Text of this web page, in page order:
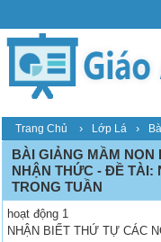
Trang Chủ › Lớp Lá ›
BÀI GIẢNG MẦM NON
NHẬN THỨC - ĐỀ TÀI:
TRONG TUẦN
hoạt động 1
NHẬN BIẾT THỨ TỰ CÁC